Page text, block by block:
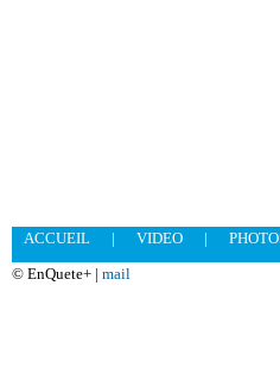
ACCUEIL | VIDEO |
© EnQuete+ | mail